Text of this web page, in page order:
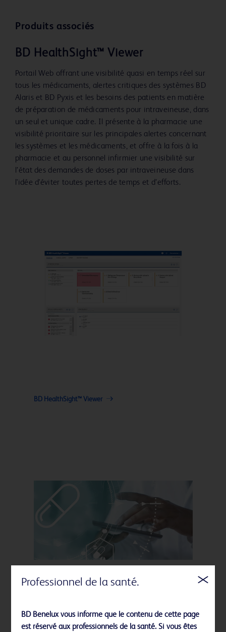
Produits associés
BD HealthSight™ Viewer
Portail Web offrant une visibilité quasi en temps réel sur
tous les médicaments, alertes critiques des systèmes BD
Alaris et BD Pyxis et les besoins des patients en matière
de préparation de médicaments pour intraveineuse, dans
un seul et unique cadre. Il présente à la pharmacie une
visibilité prioritaire sur les principales alertes concernant
les systèmes et les médicaments, et offre à la fois à la
pharmacie et au personnel infirmier une visibilité sur
l’état des demandes de doses par intraveineuse dans
l'idée d'éviter toutes pertes de temps et d’efforts.
BD HealthSight™ Viewer
Gestion connectée des médicaments
Professionnel de la santé.
BD Benelux vous informe que le contenu de cette page
est réservé aux professionnels de la santé. Si vous êtes